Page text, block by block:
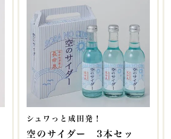
シュワっと成田発！
空のサイダー 3本セッ